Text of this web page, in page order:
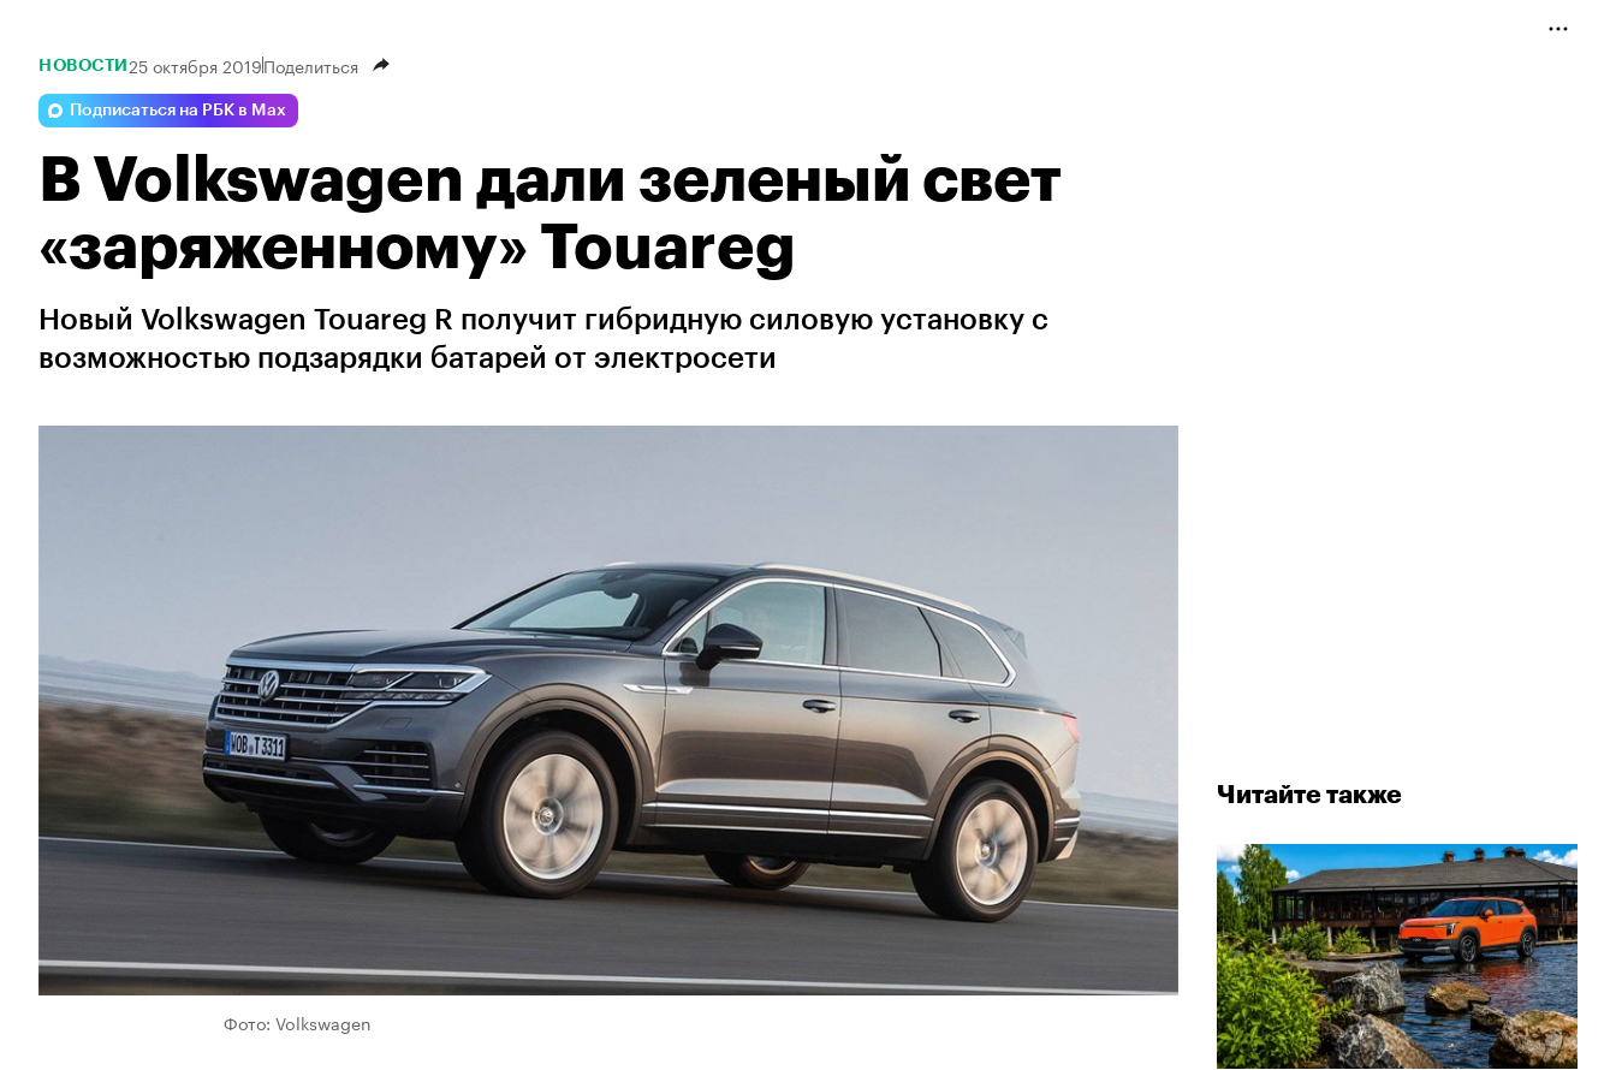
Читайте также
НОВОСТИ 25 октября 2019Поделиться
Подписаться на РБК в Max
В Volkswagen дали зеленый свет
«заряженному» Touareg
Новый Volkswagen Touareg R получит гибридную силовую установку с
возможностью подзарядки батарей от электросети
Фото: Volkswagen